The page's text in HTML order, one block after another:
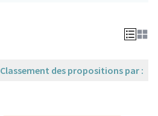
Classement des propositions par :